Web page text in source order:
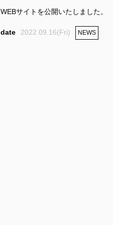
WEBサイトを公開いたしました。
2022.09.16(Fri) NEWS